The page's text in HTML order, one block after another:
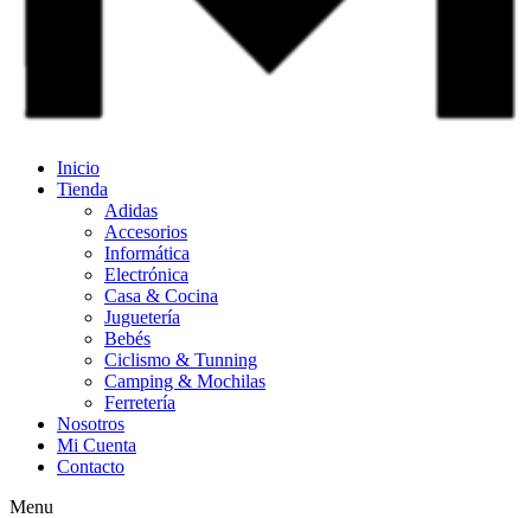
Inicio
Tienda
Adidas
Accesorios
Informática
Electrónica
Casa & Cocina
Juguetería
Bebés
Ciclismo & Tunning
Camping & Mochilas
Ferretería
Nosotros
Mi Cuenta
Contacto
Menu